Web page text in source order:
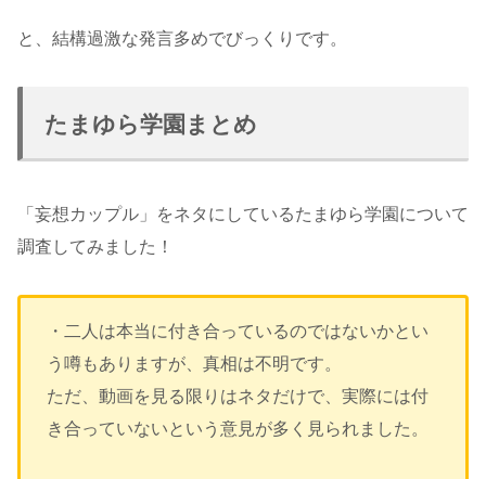
と、結構過激な発言多めでびっくりです。
たまゆら学園まとめ
「妄想カップル」をネタにしているたまゆら学園について
調査してみました！
・二人は本当に付き合っているのではないかとい
う噂もありますが、真相は不明です。
ただ、動画を見る限りはネタだけで、実際には付
き合っていないという意見が多く見られました。